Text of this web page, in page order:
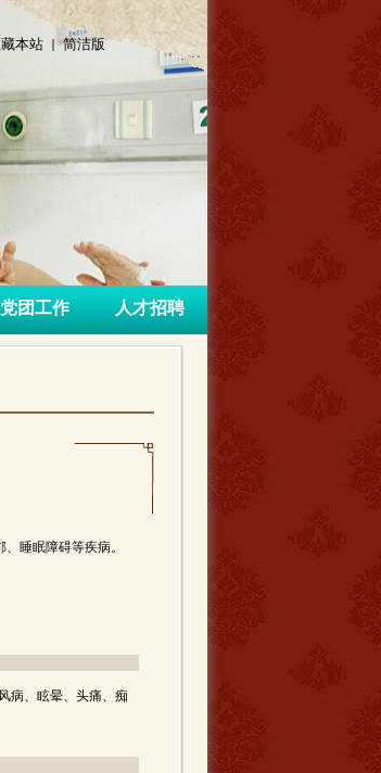
藏本站 |简洁版
党团工作 人才招聘
睡眠障碍等疾病。
病、眩晕、头痛、痴